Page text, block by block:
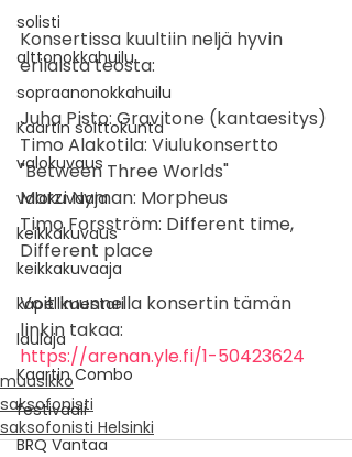
solisti
alttonokkahuilu
sopraanonokkahuilu
Kaartin soittokunta
valokuvaus
valokuvaaja
keikkakuvaus
keikkakuvaaja
kapellimestari
laulaja
Kaartin Combo
festivaali
BRQ Vantaa
Konsertissa kuultiin neljä hyvin
erilaista teosta:
Juha Pisto: Gravitone (kantaesitys)
Timo Alakotila: Viulukonsertto
"Between Three Worlds"
Marzi Nyman: Morpheus
Timo Forsström: Different time,
Different place
Voit kuunnella konsertin tämän
linkin takaa:
https://arenan.yle.fi/1-50423624
muusikko
saksofonisti
saksofonisti Helsinki